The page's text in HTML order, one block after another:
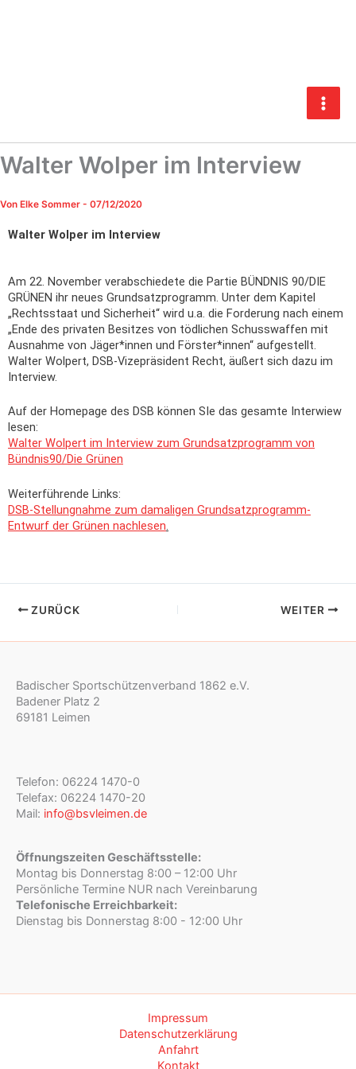
Walter Wolper im Interview
Von Elke Sommer - 07/12/2020
Walter Wolper im Interview
Am 22. November verabschiedete die Partie BÜNDNIS 90/DIE
GRÜNEN ihr neues Grundsatzprogramm. Unter dem Kapitel
„Rechtsstaat und Sicherheit“ wird u.a. die Forderung nach einem
„Ende des privaten Besitzes von tödlichen Schusswaffen mit
Ausnahme von Jäger*innen und Förster*innen“ aufgestellt.
Walter Wolpert, DSB-Vizepräsident Recht, äußert sich dazu im
Interview.
Auf der Homepage des DSB können SIe das gesamte Interwiew
lesen:
Walter Wolpert im Interview zum Grundsatzprogramm von
Bündnis90/Die Grünen
Weiterführende Links:
DSB-Stellungnahme zum damaligen Grundsatzprogramm-
Entwurf der Grünen nachlesen.
ZURÜCK WEITER
Badischer Sportschützenverband 1862 e.V.
Badener Platz 2
69181 Leimen
Telefon: 06224 1470-0
Telefax: 06224 1470-20
Mail: info@bsvleimen.de
Öffnungszeiten Geschäftsstelle:
Montag bis Donnerstag 8:00 – 12:00 Uhr
Persönliche Termine NUR nach Vereinbarung
Telefonische Erreichbarkeit:
Dienstag bis Donnerstag 8:00 - 12:00 Uhr
Impressum
Datenschutzerklärung
Anfahrt
Kontakt